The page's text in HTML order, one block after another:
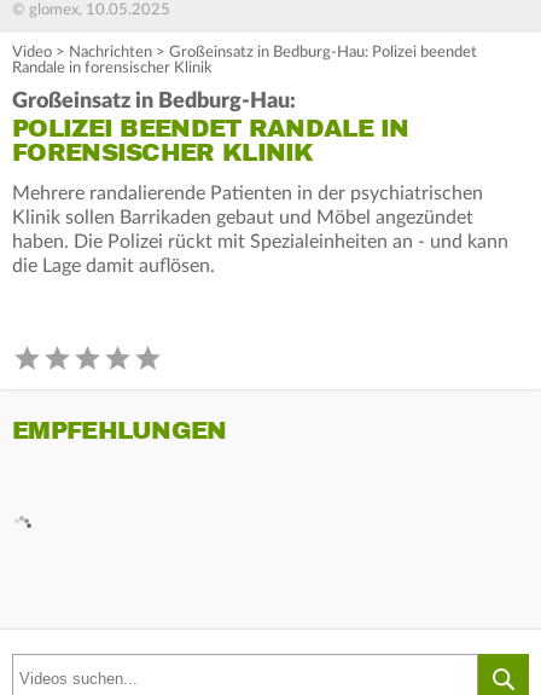
© glomex, 10.05.2025
Video > Nachrichten > Großeinsatz in Bedburg-Hau: Polizei beendet
Randale in forensischer Klinik
Großeinsatz in Bedburg-Hau:
POLIZEI BEENDET RANDALE IN
FORENSISCHER KLINIK
Mehrere randalierende Patienten in der psychiatrischen
Klinik sollen Barrikaden gebaut und Möbel angezündet
haben. Die Polizei rückt mit Spezialeinheiten an - und kann
die Lage damit auflösen.
EMPFEHLUNGEN